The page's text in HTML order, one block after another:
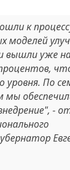
к
моделей
вышли уже
уровня. По
мы
", -